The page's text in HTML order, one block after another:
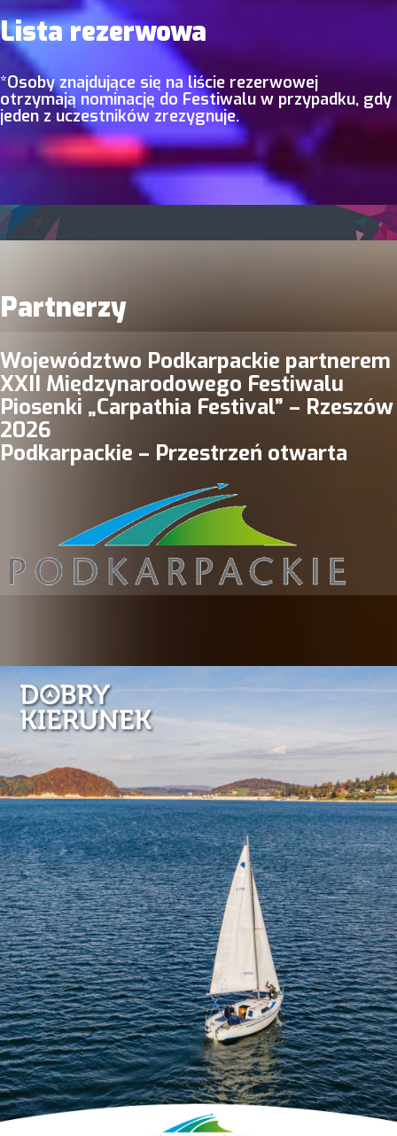
Lista rezerwowa
*Osoby znajdujące się na liście rezerwowej
otrzymają nominację do Festiwalu w przypadku, gdy
jeden z uczestników zrezygnuje.
Partnerzy
Województwo Podkarpackie partnerem
XXII Międzynarodowego Festiwalu
Piosenki „Carpathia Festival” – Rzeszów
2026
Podkarpackie – Przestrzeń otwarta